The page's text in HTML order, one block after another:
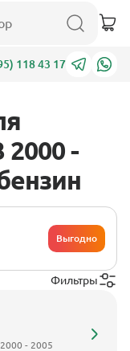
118 43 17
2000 -
Выгодно
Фильтры
- 2005